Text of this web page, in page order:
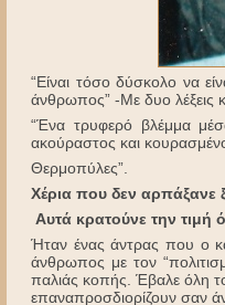
“Είναι τόσο δύσκολο να
άνθρωπος” -Με δυο λέξεις
“Ένα τρυφερό βλέμμα
ακούραστος και
Θερμοπύλες”.
Χέρια που δεν αρπάξανε
Αυτά κρατούνε την τιμή
Ήταν ένας άντρας που ο
άνθρωπος με τον
παλιάς κοπής. Έβαλε όλη
επαναπροσδιορίζουν σαν